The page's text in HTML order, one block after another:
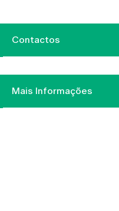
Contactos
Mais Informações